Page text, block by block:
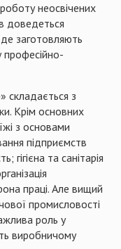
неосвічених
доведеться
заготовляють
складається з
Крім основних
з основами
підприємств
гігієна та санітарія
праці. Але вищий
промисловості
роль у
виробничому